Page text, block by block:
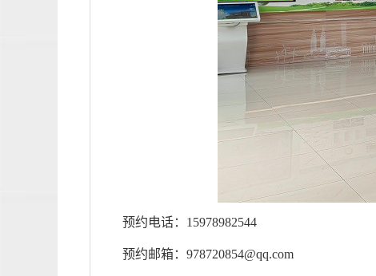
预约电话：15978982544
预约邮箱：978720854@qq.com